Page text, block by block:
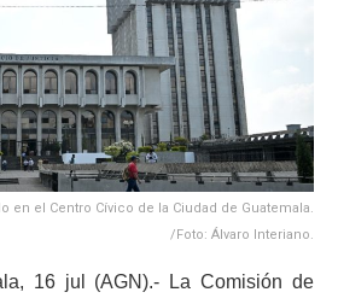
en el Centro Cívico de la Ciudad de Guatemala.
/Foto: Álvaro Interiano.
16 jul (AGN).- La Comisión de